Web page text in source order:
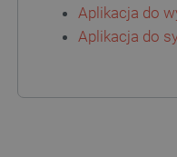
Aplikacja do
Aplikacja do